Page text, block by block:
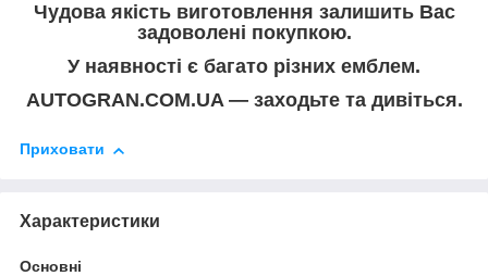
Чудова якість виготовлення залишить Вас
задоволені покупкою.
У наявності є багато різних емблем.
AUTOGRAN.COM.UA — заходьте та дивіться.
Приховати
Характеристики
Основні